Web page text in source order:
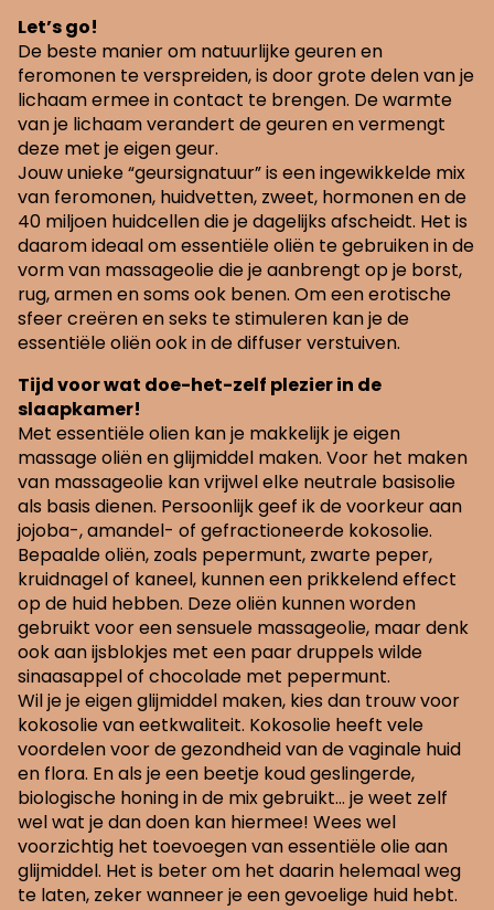
Let’s go!
De beste manier om natuurlijke geuren en
feromonen te verspreiden, is door grote delen van je
lichaam ermee in contact te brengen. De warmte
van je lichaam verandert de geuren en vermengt
deze met je eigen geur.
Jouw unieke “geursignatuur” is een ingewikkelde mix
van feromonen, huidvetten, zweet, hormonen en de
40 miljoen huidcellen die je dagelijks afscheidt. Het is
daarom ideaal om essentiële oliën te gebruiken in de
vorm van massageolie die je aanbrengt op je borst,
rug, armen en soms ook benen. Om een erotische
sfeer creëren en seks te stimuleren kan je de
essentiële oliën ook in de diffuser verstuiven.
Tijd voor wat doe-het-zelf plezier in de
slaapkamer!
Met essentiële olien kan je makkelijk je eigen
massage oliën en glijmiddel maken. Voor het maken
van massageolie kan vrijwel elke neutrale basisolie
als basis dienen. Persoonlijk geef ik de voorkeur aan
jojoba-, amandel- of gefractioneerde kokosolie.
Bepaalde oliën, zoals pepermunt, zwarte peper,
kruidnagel of kaneel, kunnen een prikkelend effect
op de huid hebben. Deze oliën kunnen worden
gebruikt voor een sensuele massageolie, maar denk
ook aan ijsblokjes met een paar druppels wilde
sinaasappel of chocolade met pepermunt.
Wil je je eigen glijmiddel maken, kies dan trouw voor
kokosolie van eetkwaliteit. Kokosolie heeft vele
voordelen voor de gezondheid van de vaginale huid
en flora. En als je een beetje koud geslingerde,
biologische honing in de mix gebruikt… je weet zelf
wel wat je dan doen kan hiermee! Wees wel
voorzichtig het toevoegen van essentiële olie aan
glijmiddel. Het is beter om het daarin helemaal weg
te laten, zeker wanneer je een gevoelige huid hebt.